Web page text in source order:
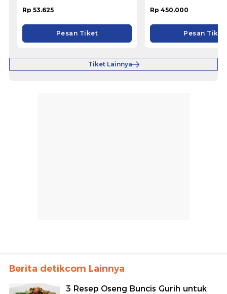
Rp 53.625
Pesan Tiket
Rp 450.000
Pesan Tiket
Tiket Lainnya
Berita detikcom Lainnya
3 Resep Oseng Buncis Gurih untuk